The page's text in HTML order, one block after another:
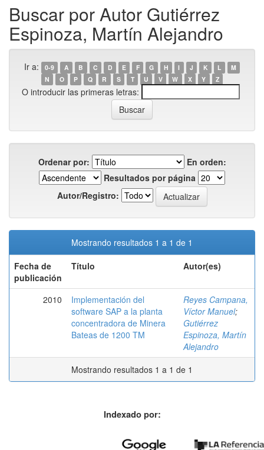
Buscar por Autor Gutiérrez
Espinoza, Martín Alejandro
Ir a: 0-9 A B C D E F G H I J K L
M
N
O P Q R S T U V W X Y Z
O introducir las primeras letras:
Ordenar por:
En orden:
Resultados por página
Autor/Registro:
Mostrando resultados 1 a 1 de 1
Fecha de
publicación
Título Autor(es)
2010
Implementación del
software SAP a la planta
concentradora de Minera
Bateas de 1200 TM
Reyes Campana,
Víctor Manuel;
Gutiérrez
Espinoza, Martín
Alejandro
Mostrando resultados 1 a 1 de 1
Indexado por: